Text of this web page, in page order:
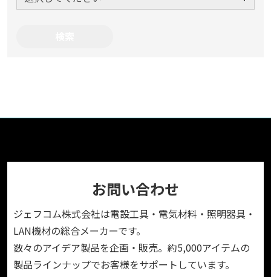
お問い合わせ
ジェフコム株式会社は電設工具・電気材料・照明器具・
LAN機材の総合メーカーです。
数々のアイデア製品を企画・販売。約5,000アイテムの
製品ラインナップでお客様をサポートしています。